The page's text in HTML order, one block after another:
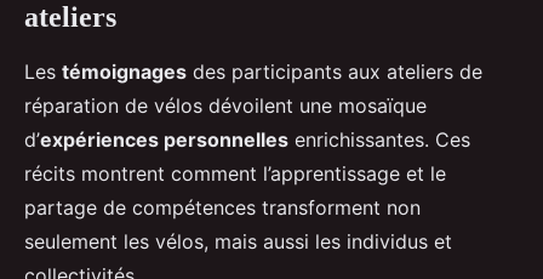
ateliers
Les témoignages des participants aux ateliers de
réparation de vélos dévoilent une mosaïque
d’expériences personnelles enrichissantes. Ces
récits montrent comment l’apprentissage et le
partage de compétences transforment non
seulement les vélos, mais aussi les individus et